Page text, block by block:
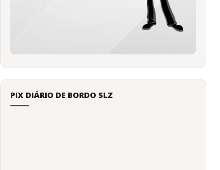
PIX DIÁRIO DE BORDO SLZ